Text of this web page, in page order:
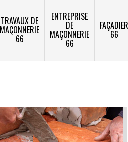
TRAVAUX DE
MAÇONNERIE
66
ENTREPRISE
DE
MAÇONNERIE
66
FAÇADIER
66